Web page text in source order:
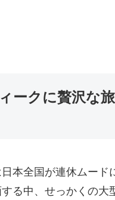
ークに贅沢な
本全国が連休ムー
る中、せっかくの